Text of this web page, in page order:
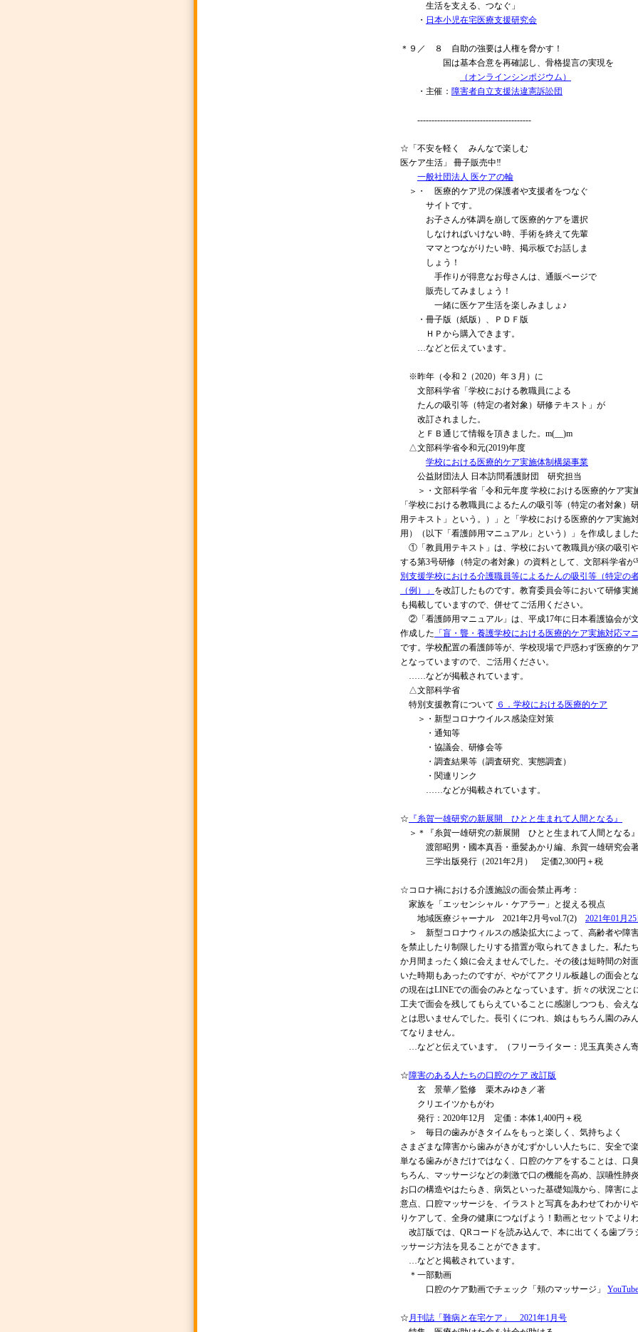
生活を支える、つなぐ」
・ 日本小児在宅医療支援研究会
＊９／ ８ 自助の強要は人権を脅かす！
国は基本合意を再確認し、骨格提言の実現を
（オンラインシンポジウム）
・主催： 障害者自立支援法違憲訴訟団
----------------------------------------
☆「不安を軽く みんなで楽しむ
医ケア生活」 冊子販売中‼
一般社団法人 医ケアの輪
＞・ 医療的ケア児の保護者や支援者をつなぐ
サイトです。
お子さんが体調を崩して医療的ケアを選択
しなければいけない時、手術を終えて先輩
ママとつながりたい時、掲示板でお話しま
しょう！
手作りが得意なお母さんは、通販ページで
販売してみましょう！
一緒に医ケア生活を楽しみましょ♪
・冊子版（紙版）、ＰＤＦ版
ＨＰから購入できます。
…などと伝えています。
※昨年（令和 2（2020）年３月）に
文部科学省「学校における教職員による
たんの吸引等（特定の者対象）研修テキスト」が
改訂されました。
とＦＢ通じて情報を頂きました。m(__)m
△文部科学省令和元(2019)年度
学校における医療的ケア実施体制構築事業
公益財団法人 日本訪問看護財団 研究担当
＞・文部科学省「令和元年度 学校における医療的ケア実
「学校における教職員によるたんの吸引等（特定の者対象）
用テキスト」という。）」と「学校における医療的ケア実施
用）（以下「看護師用マニュアル」という）」を作成しまし
①「教員用テキスト」は、学校において教職員が痰の吸引
する第3号研修（特定の者対象）の資料として、文部科学省が
別支援学校における介護職員等によるたんの吸引等（特定の
（例）」 を改訂したものです。教育委員会等において研修実
も掲載していますので、併せてご活用ください。
②「看護師用マニュアル」は、平成17年に日本看護協会が
作成した 「盲・聾・養護学校における医療的ケア実施対応マ
です。学校配置の看護師等が、学校現場で戸惑わず医療的ケ
となっていますので、ご活用ください。
……などが掲載されています。
△文部科学省
特別支援教育について ６．学校における医療的ケア
＞・新型コロナウイルス感染症対策
・通知等
・協議会、研修会等
・調査結果等（調査研究、実態調査）
・関連リンク
……などが掲載されています。
☆ 『糸賀一雄研究の新展開 ひとと生まれて人間となる』
＞＊『糸賀一雄研究の新展開 ひとと生まれて人間となる
渡部昭男・國本真吾・垂髪あかり編、糸賀一雄研究会
三学出版発行（2021年2月） 定価2,300円＋税
☆コロナ禍における介護施設の面会禁止再考：
家族を「エッセンシャル・ケアラー」と捉える視点
地域医療ジャーナル 2021年2月号vol.7(2) 2021年01月
＞ 新型コロナウィルスの感染拡大によって、高齢者や障
を禁止したり制限したりする措置が取られてきました。私た
か月間まったく娘に会えませんでした。その後は短時間の対
いた時期もあったのですが、やがてアクリル板越しの面会と
の現在はLINEでの面会のみとなっています。折々の状況ごと
工夫で面会を残してもらえていることに感謝しつつも、会え
とは思いませんでした。長引くにつれ、娘はもちろん園のみ
てなりません。
…などと伝えています。（フリーライター：児玉真美さん
☆障害のある人たちの口腔のケア 改訂版
玄 景華／監修 栗木みゆき／著
クリエイツかもがわ
発行：2020年12月 定価：本体1,400円＋税
＞ 毎日の歯みがきタイムをもっと楽しく、気持ちよく
さまざまな障害から歯みがきがむずかしい人たちに、安全で
単なる歯みがきだけではなく、口腔のケアをすることは、口
ちろん、マッサージなどの刺激で口の機能を高め、誤嚥性肺
お口の構造やはたらき、病気といった基礎知識から、障害に
意点、口腔マッサージを、イラストと写真をあわせてわかり
りケアして、全身の健康につなげよう！動画とセットでより
改訂版では、QRコードを読み込んで、本に出てくる歯ブラ
ッサージ方法を見ることができます。
…などと掲載されています。
＊一部動画
口腔のケア動画でチェック「頬のマッサージ」
☆ 月刊誌「難病と在宅ケア」 2021年1月号